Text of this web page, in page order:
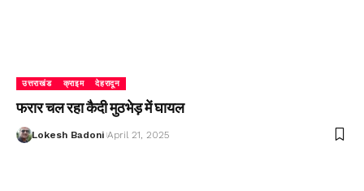
उत्तराखंड क्राइम देहरादून
फरार चल रहा कैदी मुठभेड़ में घायल
Lokesh Badoni April 21, 2025